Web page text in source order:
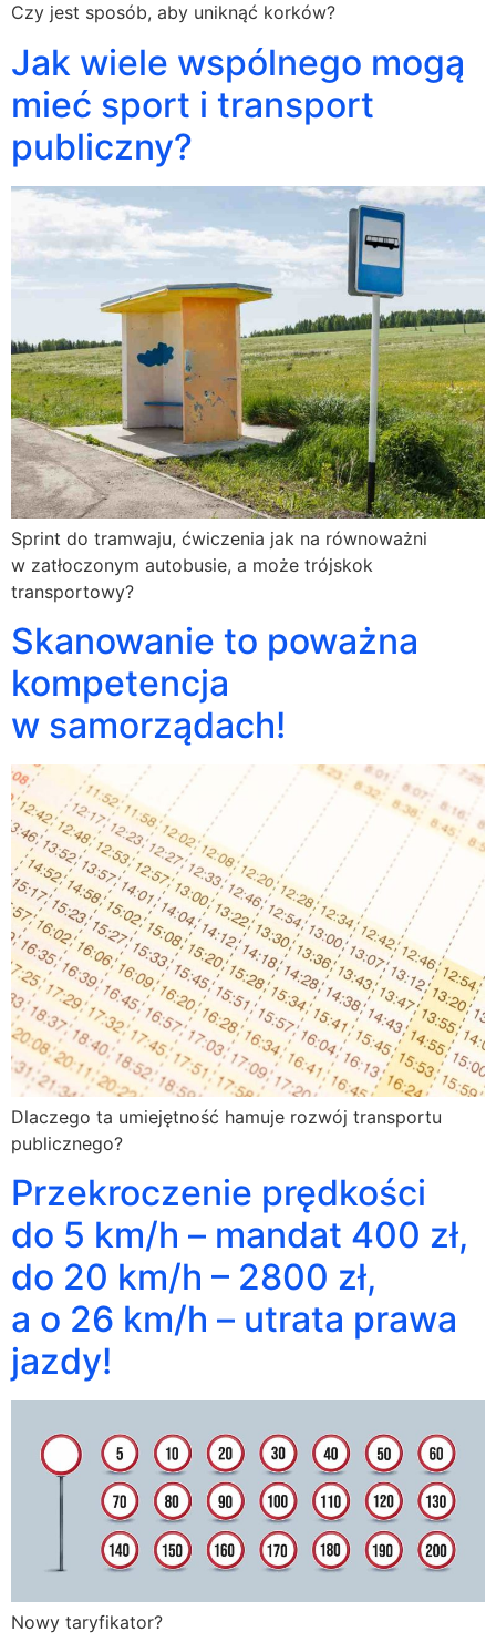
Czy jest sposób, aby uniknąć korków?
Jak wiele wspólnego mogą
mieć sport i transport
publiczny?
Sprint do tramwaju, ćwiczenia jak na równoważni
w zatłoczonym autobusie, a może trójskok
transportowy?
Skanowanie to poważna
kompetencja
w samorządach!
Dlaczego ta umiejętność hamuje rozwój transportu
publicznego?
Przekroczenie prędkości
do 5 km/h – mandat 400 zł,
do 20 km/h – 2800 zł,
a o 26 km/h – utrata prawa
jazdy!
Nowy taryfikator?